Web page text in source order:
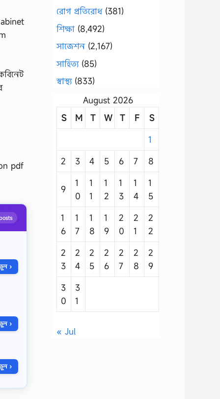
pdf
›
›
›
রোগ প্রতিরোধ(381)
শিক্ষা (8,492)
সাজেশন (2,167)
সাহিত্য(85)
স্বাস্থ্য(833)
August 2026
S
M T W T F
S
1
2
3 4 5 6 7 8
9
1
0
1
1
1
2
1
3
1
4
1
5
1
6
1
7
1
8
1
9
2
0
2
1
2
2
2
3
2
4
2
5
2
6
2
7
2
8
2
9
3
0
3
1
« Jul